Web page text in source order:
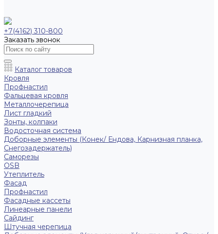
+7(4162) 310-800
Заказать звонок
Каталог товаров
Кровля
Профнастил
Фальцевая кровля
Металлочерепица
Лист гладкий
Зонты, колпаки
Водосточная система
Доборные элементы (Конек/ Ендова, Карнизная планка,
Снегозадержатель)
Саморезы
ОSB
Утеплитель
Фасад
Профнастил
Фасадные кассеты
Линеарные панели
Сайдинг
Штучная черепица